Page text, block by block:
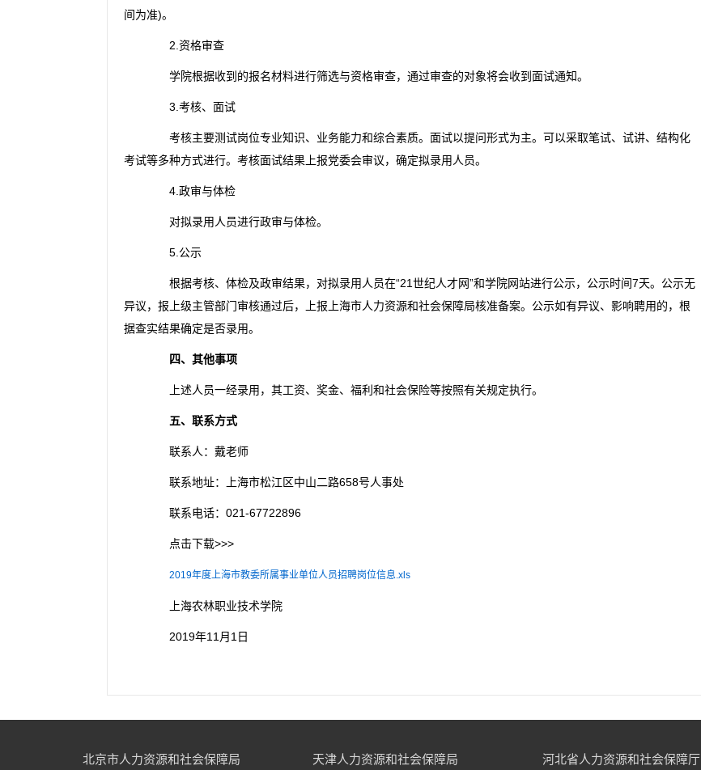
间为准)。
2.资格审查
学院根据收到的报名材料进行筛选与资格审查，通过审查的对象将会收到面试通知。
3.考核、面试
考核主要测试岗位专业知识、业务能力和综合素质。面试以提问形式为主。可以采取笔试、试讲、结构化
考试等多种方式进行。考核面试结果上报党委会审议，确定拟录用人员。
4.政审与体检
对拟录用人员进行政审与体检。
5.公示
根据考核、体检及政审结果，对拟录用人员在“21世纪人才网”和学院网站进行公示，公示时间7天。公示无
异议，报上级主管部门审核通过后，上报上海市人力资源和社会保障局核准备案。公示如有异议、影响聘用的，根
据查实结果确定是否录用。
四、其他事项
上述人员一经录用，其工资、奖金、福利和社会保险等按照有关规定执行。
五、联系方式
联系人：戴老师
联系地址：上海市松江区中山二路658号人事处
联系电话：021-67722896
点击下载>>>
2019年度上海市教委所属事业单位人员招聘岗位信息.xls
上海农林职业技术学院
2019年11月1日
北京市人力资源和社会保障局 天津人力资源和社会保障局 河北省人力资源和社会保障厅